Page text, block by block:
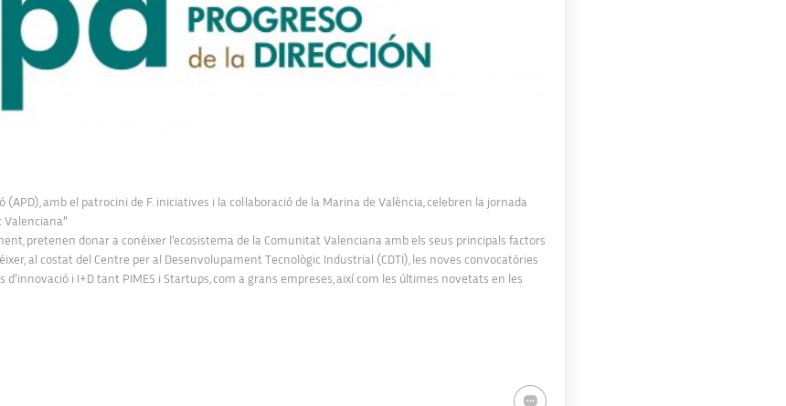
(APD), amb el patrocini de F. iniciatives i la col·laboració de la Marina de València, celebren la jornada
pretenen donar a conéixer l’ecosistema de la Comunitat Valenciana amb els seus principals factors
al costat del Centre per al Desenvolupament Tecnològic Industrial (CDTI), les noves convocatòries
i I+D tant PIMES i Startups, com a grans empreses, així com les últimes novetats en les